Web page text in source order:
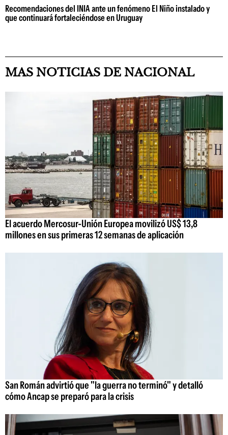
Recomendaciones del INIA ante un fenómeno El Niño instalado y
que continuará fortaleciéndose en Uruguay
MAS NOTICIAS DE NACIONAL
El acuerdo Mercosur-Unión Europea movilizó US$ 13,8
millones en sus primeras 12 semanas de aplicación
San Román advirtió que "la guerra no terminó" y detalló
cómo Ancap se preparó para la crisis